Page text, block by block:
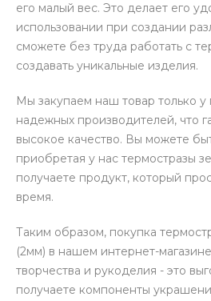
его малый вес. Это делает его
использовании при создании
сможете без труда работать с
создавать уникальные изделия.
Мы закупаем наш товар только
надежных производителей, что
высокое качество. Вы можете
приобретая у нас термостразы
получаете продукт, который
время.
Таким образом, покупка
(2мм) в нашем интернет-
творчества и рукоделия - это
получаете компоненты